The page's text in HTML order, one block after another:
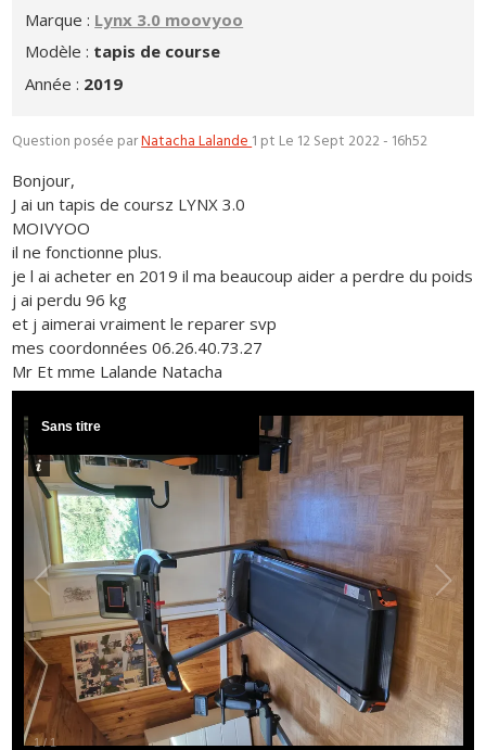
Marque : Lynx 3.0 moovyoo
Modèle : tapis de course
Année : 2019
Question posée parNatacha Lalande1 pt Le 12 Sept 2022 - 16h52
Bonjour,
J ai un tapis de coursz LYNX 3.0
MOIVYOO
il ne fonctionne plus.
je l ai acheter en 2019 il ma beaucoup aider a perdre du poids
j ai perdu 96 kg
et j aimerai vraiment le reparer svp
mes coordonnées 06.26.40.73.27
Mr Et mme Lalande Natacha
1 / 1
Sans titre